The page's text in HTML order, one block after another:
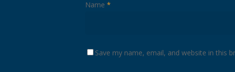
Name *
Save my name, email, and website in this